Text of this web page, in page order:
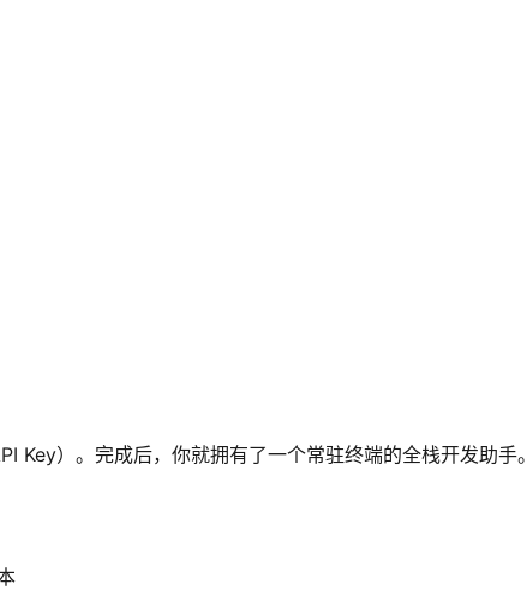
Key）。完成后，你就拥有了一个常驻终端的全栈开发助手